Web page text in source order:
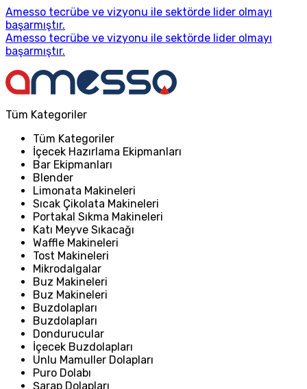
Amesso tecrübe ve vizyonu ile sektörde lider olmayı
başarmıştır.
Amesso tecrübe ve vizyonu ile sektörde lider olmayı
başarmıştır.
Tüm Kategoriler
Tüm Kategoriler
İçecek Hazırlama Ekipmanları
Bar Ekipmanları
Blender
Limonata Makineleri
Sıcak Çikolata Makineleri
Portakal Sıkma Makineleri
Katı Meyve Sıkacağı
Waffle Makineleri
Tost Makineleri
Mikrodalgalar
Buz Makineleri
Buz Makineleri
Buzdolapları
Buzdolapları
Dondurucular
İçecek Buzdolapları
Unlu Mamuller Dolapları
Puro Dolabı
Şarap Dolapları